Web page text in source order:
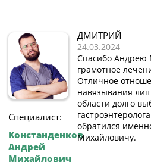
Специалист:
Констанденков
Андрей
Михайлович
ДМИТРИЙ
24.03.2024
Спасибо Андрею
грамотное
Отличное
навязывания
области долго
обратился
Михайловичу.